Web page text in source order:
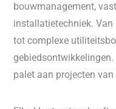
bouwmanagement,
installatietechniek.
tot complexe
palet aan projecten